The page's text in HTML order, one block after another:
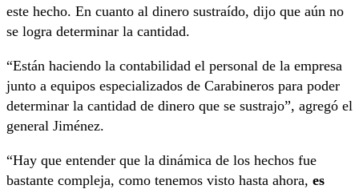
este hecho. En cuanto al dinero sustraído, dijo que aún no
se logra determinar la cantidad.
“Están haciendo la contabilidad el personal de la empresa
junto a equipos especializados de Carabineros para poder
determinar la cantidad de dinero que se sustrajo”, agregó el
general Jiménez.
“Hay que entender que la dinámica de los hechos fue
bastante compleja, como tenemos visto hasta ahora, es